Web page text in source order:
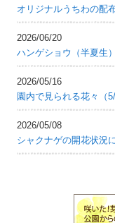
オリジナルうちわの配
2026/06/20
ハンゲショウ（半夏生
2026/05/16
園内で見られる花々（5/
2026/05/08
シャクナゲの開花状況